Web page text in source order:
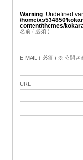
Warning : Undefined
/home/xs534850/
content/themes/
名前 ( 必須 )
E-MAIL ( 必須 ) ※ 公開さ
URL